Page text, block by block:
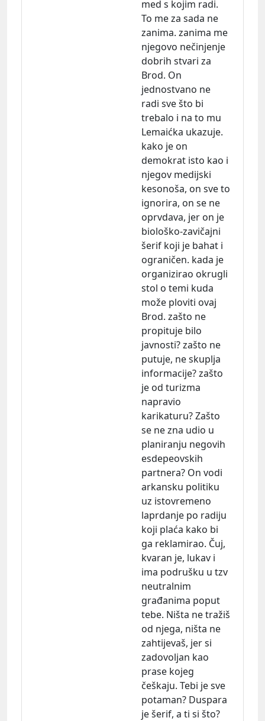
med s kojim radi.
To me za sada ne
zanima. zanima me
njegovo nečinjenje
dobrih stvari za
Brod. On
jednostvano ne
radi sve što bi
trebalo i na to mu
Lemaićka ukazuje.
kako je on
demokrat isto kao i
njegov medijski
kesonoša, on sve to
ignorira, on se ne
oprvdava, jer on je
biološko-zavičajni
šerif koji je bahat i
ograničen. kada je
organizirao okrugli
stol o temi kuda
može ploviti ovaj
Brod. zašto ne
propituje bilo
javnosti? zašto ne
putuje, ne skuplja
informacije? zašto
je od turizma
napravio
karikaturu? Zašto
se ne zna udio u
planiranju negovih
esdepeovskih
partnera? On vodi
arkansku politiku
uz istovremeno
laprdanje po radiju
koji plaća kako bi
ga reklamirao. Čuj,
kvaran je, lukav i
ima podrušku u tzv
neutralnim
građanima poput
tebe. Ništa ne tražiš
od njega, ništa ne
zahtijevaš, jer si
zadovoljan kao
prase kojeg
češkaju. Tebi je sve
potaman? Duspara
je šerif, a ti si što?